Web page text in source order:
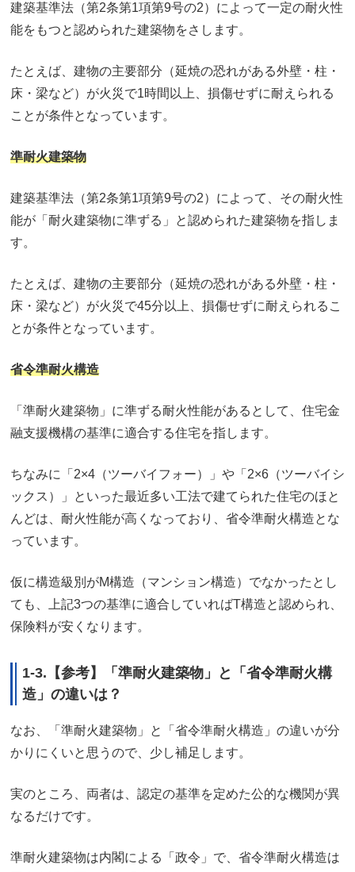
建築基準法（第2条第1項第9号の2）によって一定の耐火性
能をもつと認められた建築物をさします。
たとえば、建物の主要部分（延焼の恐れがある外壁・柱・
床・梁など）が火災で1時間以上、損傷せずに耐えられる
ことが条件となっています。
準耐火建築物
建築基準法（第2条第1項第9号の2）によって、その耐火性
能が「耐火建築物に準ずる」と認められた建築物を指しま
す。
たとえば、建物の主要部分（延焼の恐れがある外壁・柱・
床・梁など）が火災で45分以上、損傷せずに耐えられるこ
とが条件となっています。
省令準耐火構造
「準耐火建築物」に準ずる耐火性能があるとして、住宅金
融支援機構の基準に適合する住宅を指します。
ちなみに「2×4（ツーバイフォー）」や「2×6（ツーバイシ
ックス）」といった最近多い工法で建てられた住宅のほと
んどは、耐火性能が高くなっており、省令準耐火構造とな
っています。
仮に構造級別がM構造（マンション構造）でなかったとし
ても、上記3つの基準に適合していればT構造と認められ、
保険料が安くなります。
1-3.【参考】「準耐火建築物」と「省令準耐火構
造」の違いは？
なお、「準耐火建築物」と「省令準耐火構造」の違いが分
かりにくいと思うので、少し補足します。
実のところ、両者は、認定の基準を定めた公的な機関が異
なるだけです。
準耐火建築物は内閣による「政令」で、省令準耐火構造は